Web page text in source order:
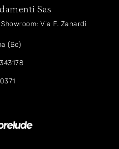
Sas
Via F. Zanardi
(Bo)